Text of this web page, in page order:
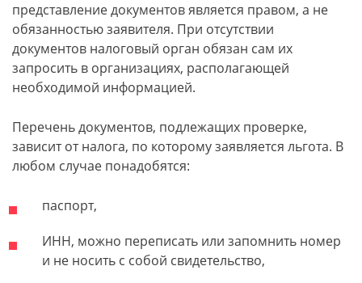
представление документов является правом, а не
обязанностью заявителя. При отсутствии
документов налоговый орган обязан сам их
запросить в организациях, располагающей
необходимой информацией.
Перечень документов, подлежащих проверке,
зависит от налога, по которому заявляется льгота. В
любом случае понадобятся:
паспорт,
ИНН, можно переписать или запомнить номер
и не носить с собой свидетельство,